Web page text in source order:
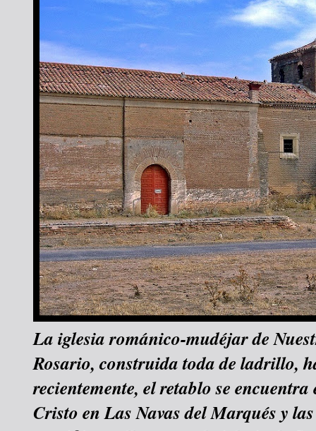
La iglesia románico-mudéjar de
Rosario, construida toda de ladrillo,
recientemente, el retablo se
Cristo en Las Navas del Marqués y